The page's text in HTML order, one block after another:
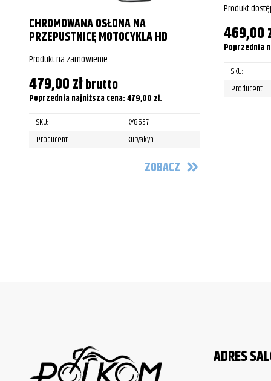
CHROMOWANA OSŁONA NA
PRZEPUSTNICĘ MOTOCYKLA HD
Produkt na zamówienie
479,00złbrutto
Poprzednia najniższa cena:479,00 zł.
SKU:
KY8657
Producent:
Kuryakyn
ZOBACZ
Produkt
469,00
Poprzednia
SKU:
Producent:
ADRES